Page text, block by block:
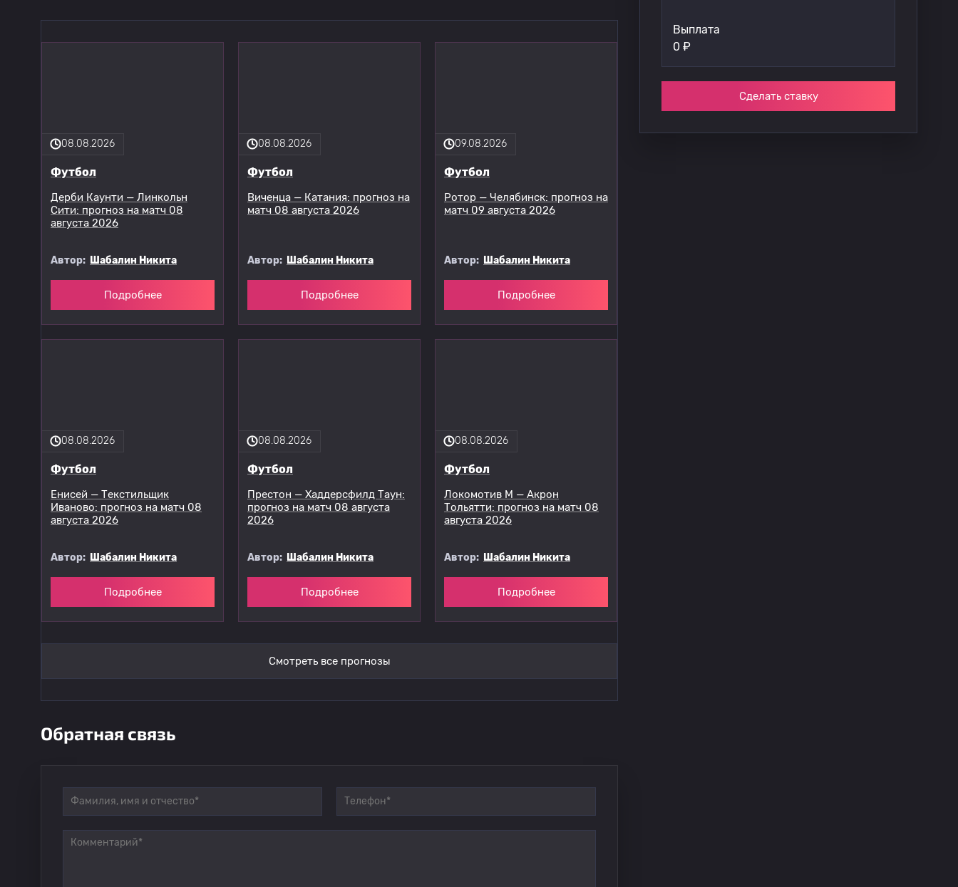
08.08.2026
Футбол
Дерби Каунти — Линкольн
Сити: прогноз на матч 08
августа 2026
Автор: Шабалин Никита
Подробнее
08.08.2026
Футбол
Виченца — Катания: прогноз на
матч 08 августа 2026
Автор: Шабалин Никита
Подробнее
09.08.2026
Футбол
Ротор — Челябинск: прогноз на
матч 09 августа 2026
Автор: Шабалин Никита
Подробнее
08.08.2026
Футбол
Енисей — Текстильщик
Иваново: прогноз на матч 08
августа 2026
Автор: Шабалин Никита
Подробнее
08.08.2026
Футбол
Престон — Хаддерсфилд Таун:
прогноз на матч 08 августа
2026
Автор: Шабалин Никита
Подробнее
08.08.2026
Футбол
Локомотив М — Акрон
Тольятти: прогноз на матч 08
августа 2026
Автор: Шабалин Никита
Подробнее
Смотреть все прогнозы
Обратная связь
Выплата
0 ₽
Сделать ставку